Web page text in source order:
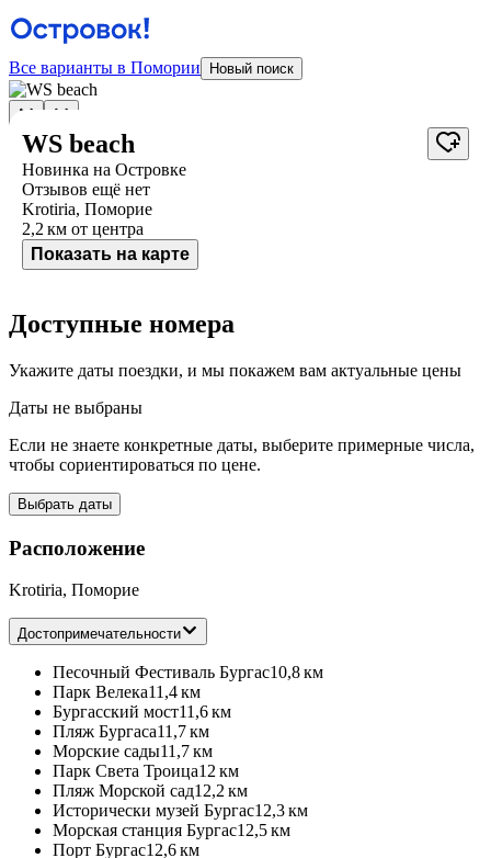
Все варианты в Помории Новый поиск
WS beach
Новинка на Островке
Отзывов ещё нет
Krotiria, Поморие
2,2 км от центра
Показать на карте
Доступные номера
Укажите даты поездки, и мы покажем вам актуальные цены
Даты не выбраны
Если не знаете конкретные даты, выберите примерные числа,
чтобы сориентироваться по цене.
Выбрать даты
Расположение
Krotiria, Поморие
Достопримечательности
Песочный Фестиваль Бургас10,8 км
Парк Велека11,4 км
Бургасский мост11,6 км
Пляж Бургаса11,7 км
Морские сады11,7 км
Парк Света Троица12 км
Пляж Морской сад12,2 км
Исторически музей Бургас12,3 км
Морская станция Бургас12,5 км
Порт Бургас12,6 км